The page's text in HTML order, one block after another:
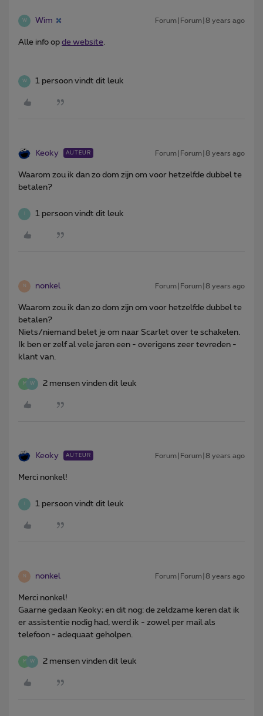
W Wim Forum|Forum|8 years ago
Alle info op de website
W 1 persoon vindt dit leuk
Keoky AUTEUR Forum|Forum|8 years ago
Waarom zou ik dan zo dom zijn om voor hetzelfde dubbel te
betalen?
1 persoon vindt dit leuk
N nonkel Forum|Forum|8 years ago
Waarom zou ik dan zo dom zijn om voor hetzelfde dubbel te
betalen?
Niets/niemand belet je om naar Scarlet over te schakelen.
Ik ben er zelf al vele jaren een - overigens zeer tevreden -
klant van.
M W 2 mensen vinden dit leuk
Keoky AUTEUR Forum|Forum|8 years ago
Merci nonkel!
1 persoon vindt dit leuk
N nonkel Forum|Forum|8 years ago
Merci nonkel!
Gaarne gedaan Keoky; en dit nog: de zeldzame keren dat ik
er assistentie nodig had, werd ik - zowel per mail als
telefoon - adequaat geholpen.
M W 2 mensen vinden dit leuk